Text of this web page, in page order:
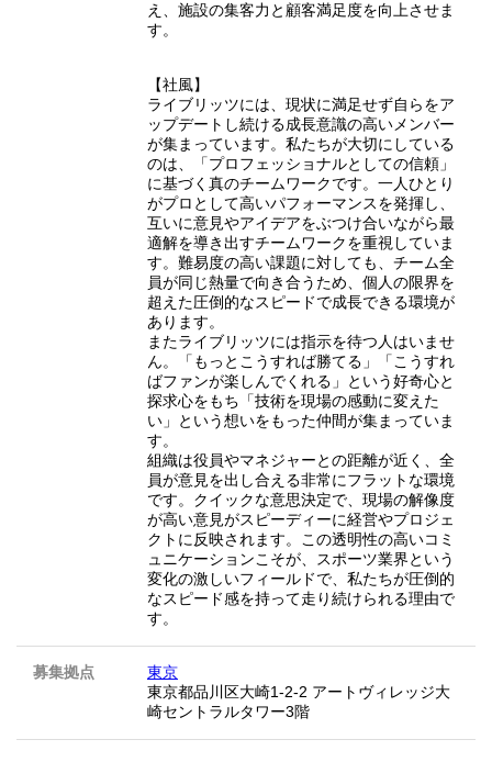
え、施設の集客力と顧客満足度を向上させま
す。
【社風】
ライブリッツには、現状に満足せず自らをア
ップデートし続ける成長意識の高いメンバー
が集まっています。私たちが大切にしている
のは、「プロフェッショナルとしての信頼」
に基づく真のチームワークです。一人ひとり
がプロとして高いパフォーマンスを発揮し、
互いに意見やアイデアをぶつけ合いながら最
適解を導き出すチームワークを重視していま
す。難易度の高い課題に対しても、チーム全
員が同じ熱量で向き合うため、個人の限界を
超えた圧倒的なスピードで成長できる環境が
あります。
またライブリッツには指示を待つ人はいませ
ん。「もっとこうすれば勝てる」「こうすれ
ばファンが楽しんでくれる」という好奇心と
探求心をもち「技術を現場の感動に変えた
い」という想いをもった仲間が集まっていま
す。
組織は役員やマネジャーとの距離が近く、全
員が意見を出し合える非常にフラットな環境
です。クイックな意思決定で、現場の解像度
が高い意見がスピーディーに経営やプロジェ
クトに反映されます。この透明性の高いコミ
ュニケーションこそが、スポーツ業界という
変化の激しいフィールドで、私たちが圧倒的
なスピード感を持って走り続けられる理由で
す。
募集拠点
東京
東京都品川区大崎1-2-2 アートヴィレッジ大
崎セントラルタワー3階